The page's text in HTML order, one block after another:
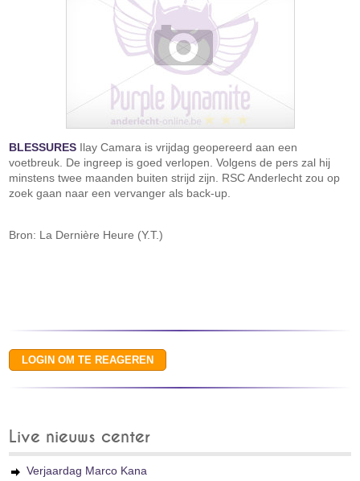
BLESSURES Ilay Camara is vrijdag geopereerd aan een
voetbreuk. De ingreep is goed verlopen. Volgens de pers zal hij
minstens twee maanden buiten strijd zijn. RSC Anderlecht zou op
zoek gaan naar een vervanger als back-up.
Bron: La Dernière Heure (Y.T.)
Live nieuws center
Verjaardag Marco Kana